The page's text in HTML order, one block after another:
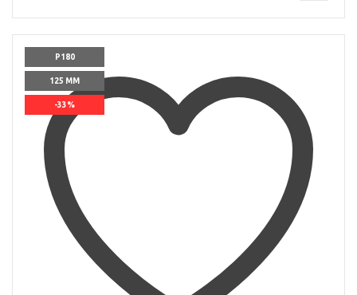
P180
125 ММ
-33%